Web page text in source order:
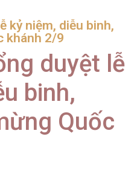
kỷ niệm, diễu binh,
khánh 2/9
duyệt lễ
binh,
Quốc